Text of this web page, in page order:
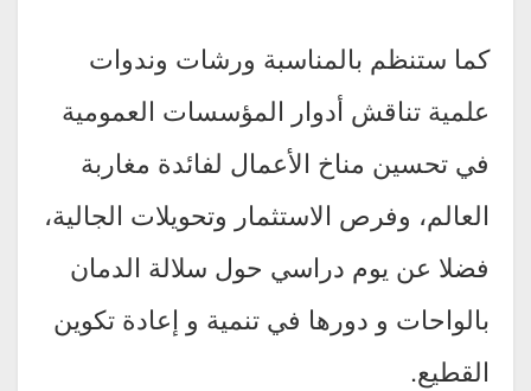
كما ستنظم بالمناسبة ورشات وندوات
علمية تناقش أدوار المؤسسات العمومية
في تحسين مناخ الأعمال لفائدة مغاربة
العالم، وفرص الاستثمار وتحويلات الجالية،
فضلا عن يوم دراسي حول سلالة الدمان
بالواحات و دورها في تنمية و إعادة تكوين
القطيع.